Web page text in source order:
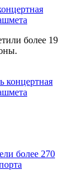
более 19
более 270